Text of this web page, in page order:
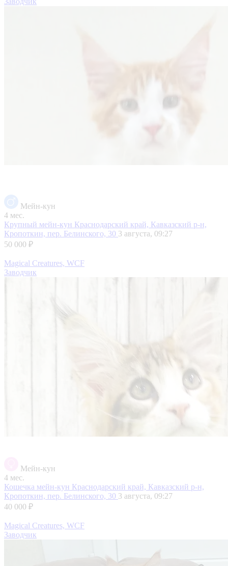
Мейн-кун
4 мес.
Крупный мейн-кун Краснодарский край, Кавказский р-н,
Кропоткин, пер. Белинского, 30 3 августа, 09:27
50 000 ₽
Magical Creatures, WCF
Заводчик
Мейн-кун
4 мес.
Кошечка мейн-кун Краснодарский край, Кавказский р-н,
Кропоткин, пер. Белинского, 30 3 августа, 09:27
40 000 ₽
Magical Creatures, WCF
Заводчик